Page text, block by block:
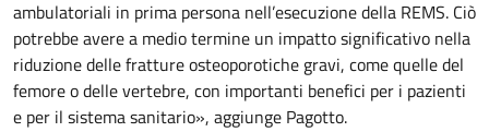
ambulatoriali in prima persona nell’esecuzione della REMS. Ciò
potrebbe avere a medio termine un impatto significativo nella
riduzione delle fratture osteoporotiche gravi, come quelle del
femore o delle vertebre, con importanti benefici per i pazienti
e per il sistema sanitario», aggiunge Pagotto.